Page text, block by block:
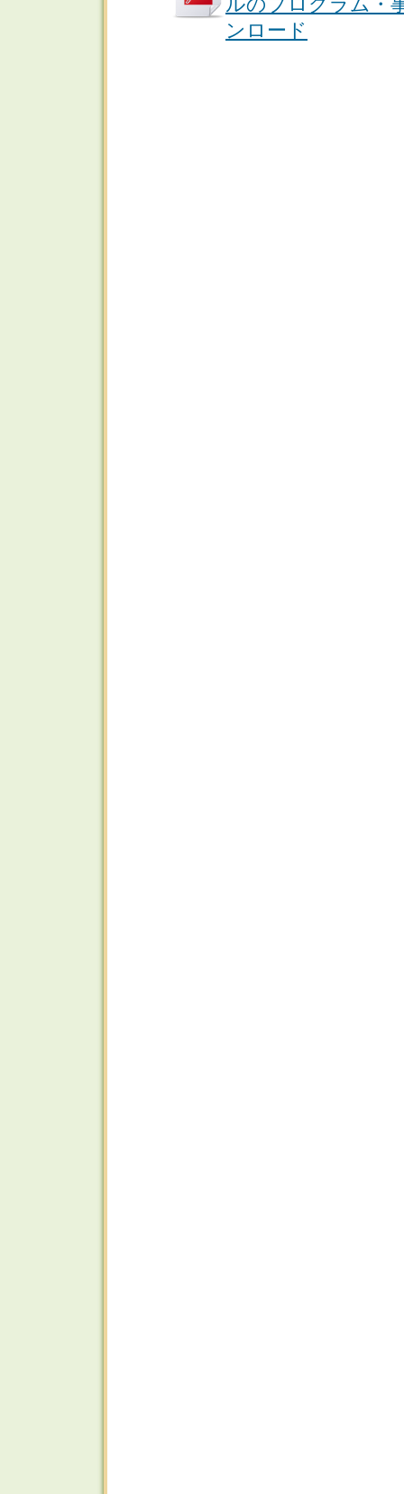
ルのプログラム・
ンロード